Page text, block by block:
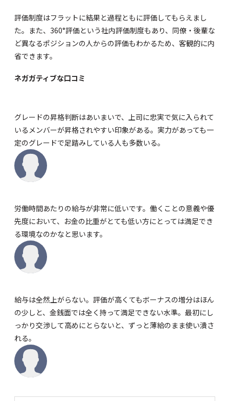
評価制度はフラットに結果と過程ともに評価してもらえまし
た。また、360°評価という社内評価制度もあり、同僚・後輩な
ど異なるポジションの人からの評価もわかるため、客観的に内
省できます。
ネガガティブな口コミ
グレードの昇格判断はあいまいで、上司に忠実で気に入られて
いるメンバーが昇格されやすい印象がある。実力があっても一
定のグレードで足踏みしている人も多数いる。
労働時間あたりの給与が非常に低いです。働くことの意義や優
先度において、お金の比重がとても低い方にとっては満足でき
る環境なのかなと思います。
給与は全然上がらない。評価が高くてもボーナスの増分はほん
の少しと、金銭面では全く持って満足できない水準。最初にし
っかり交渉して高めにとらないと、ずっと薄給のまま使い潰さ
れる。